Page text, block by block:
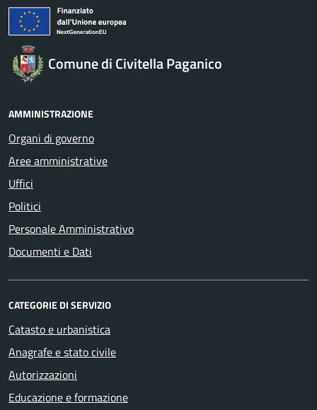
Comune di Civitella Paganico
AMMINISTRAZIONE
Organi di governo
Aree amministrative
Uffici
Politici
Personale Amministrativo
Documenti e Dati
CATEGORIE DI SERVIZIO
Catasto e urbanistica
Anagrafe e stato civile
Autorizzazioni
Educazione e formazione